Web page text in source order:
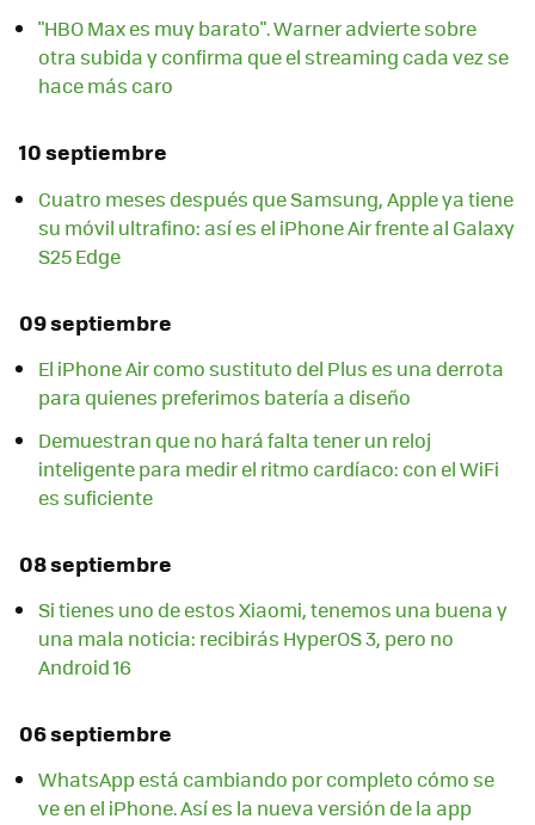
"HBO Max es muy barato". Warner advierte sobre
otra subida y confirma que el streaming cada vez se
hace más caro
10 septiembre
Cuatro meses después que Samsung, Apple ya tiene
su móvil ultrafino: así es el iPhone Air frente al Galaxy
S25 Edge
09 septiembre
El iPhone Air como sustituto del Plus es una derrota
para quienes preferimos batería a diseño
Demuestran que no hará falta tener un reloj
inteligente para medir el ritmo cardíaco: con el WiFi
es suficiente
08 septiembre
Si tienes uno de estos Xiaomi, tenemos una buena y
una mala noticia: recibirás HyperOS 3, pero no
Android 16
06 septiembre
WhatsApp está cambiando por completo cómo se
ve en el iPhone. Así es la nueva versión de la app